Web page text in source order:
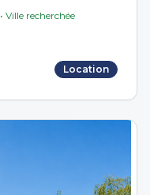
• Ville recherchée
Location